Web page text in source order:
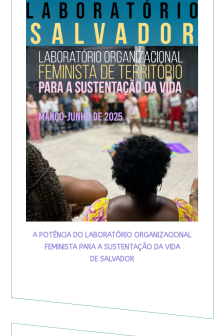
A POTÊNCIA DO LABORATÓRIO ORGANIZACIONAL
FEMINISTA PARA A SUSTENTAÇÃO DA VIDA
DE SALVADOR